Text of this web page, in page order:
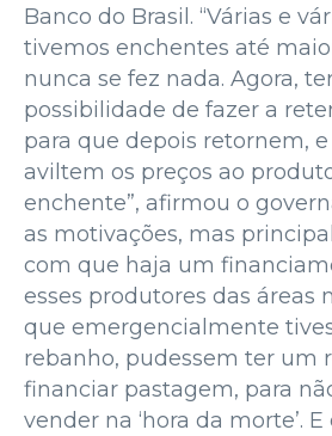
Banco do Brasil. “Várias e
tivemos enchentes até
nunca se fez nada. Agora,
possibilidade de fazer a
para que depois retornem,
aviltem os preços ao
enchente”, afirmou o
as motivações, mas
com que haja um
esses produtores das áreas
que emergencialmente
rebanho, pudessem ter um
financiar pastagem, para
vender na ‘hora da morte’.